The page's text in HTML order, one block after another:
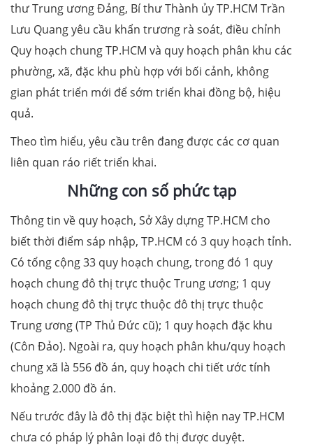
thư Trung ương Đảng, Bí thư Thành ủy TP.HCM Trần
Lưu Quang yêu cầu khẩn trương rà soát, điều chỉnh
Quy hoạch chung TP.HCM và quy hoạch phân khu các
phường, xã, đặc khu phù hợp với bối cảnh, không
gian phát triển mới để sớm triển khai đồng bộ, hiệu
quả.
Theo tìm hiểu, yêu cầu trên đang được các cơ quan
liên quan ráo riết triển khai.
Những con số phức tạp
Thông tin về quy hoạch, Sở Xây dựng TP.HCM cho
biết thời điểm sáp nhập, TP.HCM có 3 quy hoạch tỉnh.
Có tổng cộng 33 quy hoạch chung, trong đó 1 quy
hoạch chung đô thị trực thuộc Trung ương; 1 quy
hoạch chung đô thị trực thuộc đô thị trực thuộc
Trung ương (TP Thủ Đức cũ); 1 quy hoạch đặc khu
(Côn Đảo). Ngoài ra, quy hoạch phân khu/quy hoạch
chung xã là 556 đồ án, quy hoạch chi tiết ước tính
khoảng 2.000 đồ án.
Nếu trước đây là đô thị đặc biệt thì hiện nay TP.HCM
chưa có pháp lý phân loại đô thị được duyệt.